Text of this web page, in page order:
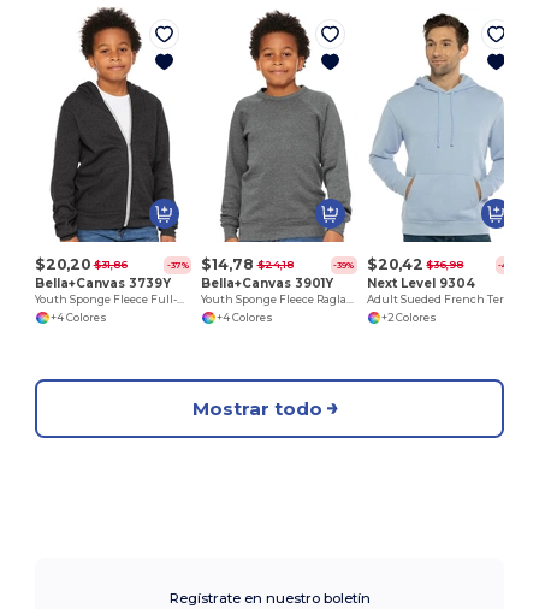
$20,20 $31,86 -37%
Bella+Canvas 3739Y
Youth Sponge Fleece Full-Zip Hooded Sweatshirt
+4 Colores
$14,78 $24,18 -39%
Bella+Canvas 3901Y
Youth Sponge Fleece Raglan Sweatshirt
+4 Colores
$20,42 $36,98 -45%
Next Level 9304
+2 Colores
Mostrar todo
Regístrate en nuestro boletín